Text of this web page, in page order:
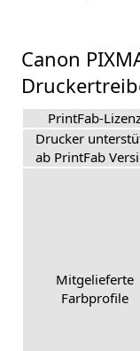
Canon
PrintFab-
Drucker
ab PrintFab
Mitgelieferte
Farbprofile